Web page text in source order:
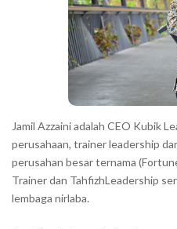
Jamil Azzaini adalah CEO Kubik
perusahaan, trainer leadership
perusahan besar ternama
Trainer dan TahfizhLeadership
lembaga nirlaba.